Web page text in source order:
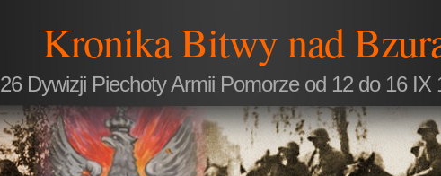
Kronika Bitwy nad
26 Dywizji Piechoty Armii Pomorze od 12 do 16 IX